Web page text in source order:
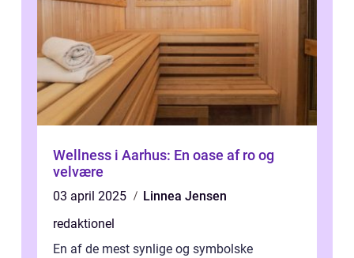
Wellness i Aarhus: En oase af ro og
velvære
03 april 2025
Linnea Jensen
redaktionel
En af de mest synlige og symbolske